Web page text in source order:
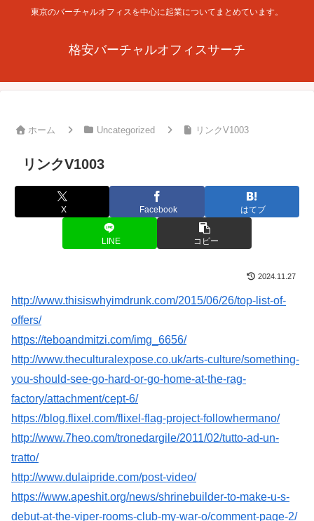
東京のバーチャルオフィスを中心に起業についてまとめています。
格安バーチャルオフィスサーチ
ホーム Uncategorized リンクV1003
リンクV1003
X Facebook はてブ
LINE コピー
2024.11.27
http://www.thisiswhyimdrunk.com/2015/06/26/top-list-of-
offers/
https://teboandmitzi.com/img_6656/
http://www.theculturalexpose.co.uk/arts-culture/something-
you-should-see-go-hard-or-go-home-at-the-rag-
factory/attachment/cept-6/
https://blog.flixel.com/flixel-flag-project-followhermano/
http://www.7heo.com/tronedargile/2011/02/tutto-ad-un-
tratto/
http://www.dulaipride.com/post-video/
https://www.apeshit.org/news/shrinebuilder-to-make-u-s-
debut-at-the-viper-rooms-club-my-war-o/comment-page-2/